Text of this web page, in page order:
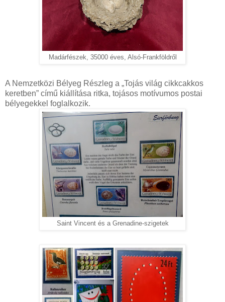
Madárfészek, 35000 éves, Alsó-Frankföldről
A Nemzetközi Bélyeg Részleg a „Tojás világ cikkcakkos
keretben” című kiállítása ritka, tojásos motívumos postai
bélyegekkel foglalkozik.
Saint Vincent és a Grenadine-szigetek